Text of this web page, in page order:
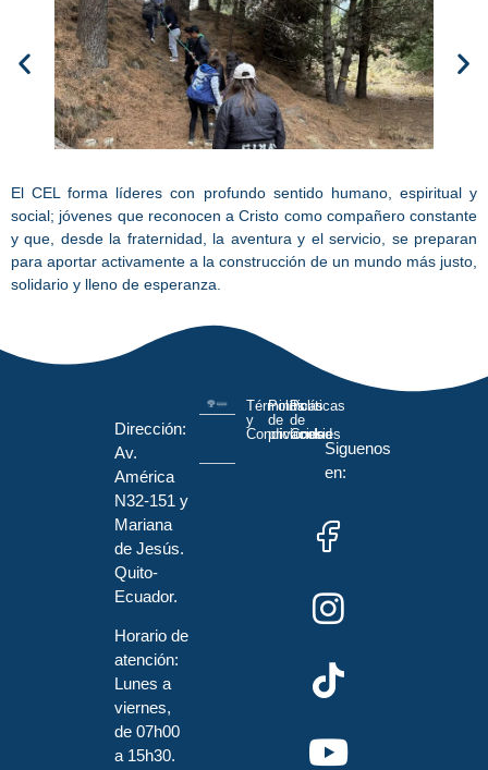
El CEL forma líderes con profundo sentido humano, espiritual y
social; jóvenes que reconocen a Cristo como compañero constante
y que, desde la fraternidad, la aventura y el servicio, se preparan
para aportar activamente a la construcción de un mundo más justo,
solidario y lleno de esperanza.
Dirección:
Av.
América
N32-151 y
Mariana
de Jesús.
Quito-
Ecuador.
Horario de
atención:
Lunes a
viernes,
de 07h00
a 15h30.
Términos
y
Condiciones
Políticas
de
privacidad
Políticas
de
Cookies
Siguenos
en: